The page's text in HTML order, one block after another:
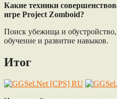
Какие техники
игре Project Zomboid?
Поиск убежища и обустройство,
обучение и развитие навыков.
Итог